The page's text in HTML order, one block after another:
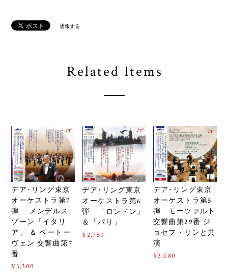
通報する
Related Items
デア･リング東京
オーケストラ第7
弾 メンデルス
ゾーン「イタリ
ア」 ＆ ベートー
ヴェン 交響曲第7
番
¥3,300
デア･リング東京
オーケストラ第6
弾 「ロンドン」
＆「パリ」
¥2,750
デア･リング東京
オーケストラ第5
弾 モーツァルト
交響曲第29番 ジ
ョセフ・リンと共
演
¥3,080